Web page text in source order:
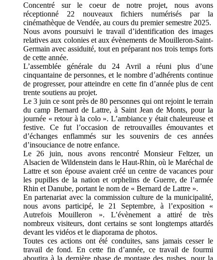
Concentré sur le coeur de notre projet, nous avons
réceptionné 22 nouveaux fichiers numérisés par la
cinémathèque de Vendée, au cours du premier semestre 2025.
Nous avons poursuivi le travail d’identification des images
relatives aux colonies et aux évènements de Mouilleron-Saint-
Germain avec assiduité, tout en préparant nos trois temps forts
de cette année.
L’assemblée générale du 24 Avril a réuni plus d’une
cinquantaine de personnes, et le nombre d’adhérents continue
de progresser, pour atteindre en cette fin d’année plus de cent
trente soutiens au projet.
Le 3 juin ce sont près de 80 personnes qui ont rejoint le terrain
du camp Bernard de Lattre, à Saint Jean de Monts, pour la
journée « retour à la colo ». L’ambiance y était chaleureuse et
festive. Ce fut l’occasion de retrouvailles émouvantes et
d’échanges enflammés sur les souvenirs de ces années
d’insouciance de notre enfance.
Le 26 juin, nous avons rencontré Monsieur Feltzer, un
Alsacien de Wildenstein dans le Haut-Rhin, où le Maréchal de
Lattre et son épouse avaient créé un centre de vacances pour
les pupilles de la nation et orphelins de Guerre, de l’armée
Rhin et Danube, portant le nom de « Bernard de Lattre ».
En partenariat avec la commission culture de la municipalité,
nous avons participé, le 21 Septembre, à l’exposition «
Autrefois Mouilleron ». L’évènement a attiré de très
nombreux visiteurs, dont certains se sont longtemps attardés
devant les vidéos et le diaporama de photos.
Toutes ces actions ont été conduites, sans jamais cesser le
travail de fond. En cette fin d’année, ce travail de fourmi
aboutira à la dernière phase de montage des rushes, pour la